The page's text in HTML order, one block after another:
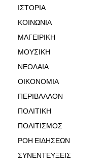
ΙΣΤΟΡΙΑ
ΚΟΙΝΩΝΙΑ
ΜΑΓΕΙΡΙΚΗ
ΜΟΥΣΙΚΗ
ΝΕΟΛΑΙΑ
ΟΙΚΟΝΟΜΙΑ
ΠΕΡΙΒΑΛΛΟΝ
ΠΟΛΙΤΙΚΗ
ΠΟΛΙΤΙΣΜΟΣ
ΡΟΗ ΕΙΔΗΣΕΩΝ
ΣΥΝΕΝΤΕΥΞΕΙΣ